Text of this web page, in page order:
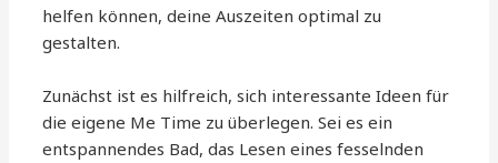
helfen können, deine Auszeiten optimal zu
gestalten.
Zunächst ist es hilfreich, sich interessante Ideen für
die eigene Me Time zu überlegen. Sei es ein
entspannendes Bad, das Lesen eines fesselnden